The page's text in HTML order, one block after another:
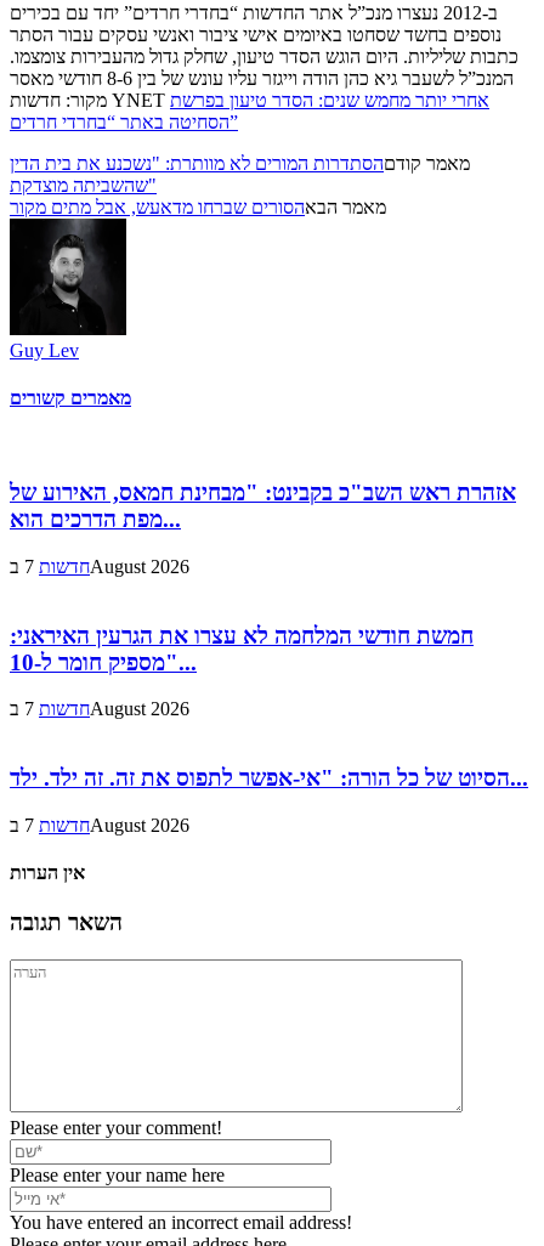
ב-2012 נעצרו מנכ”ל אתר החדשות “בחדרי חרדים” יחד עם בכירים
נוספים בחשד שסחטו באיומים אישי ציבור ואנשי עסקים עבור הסתר
כתבות שליליות. היום הוגש הסדר טיעון, שחלק גדול מהעבירות צומצמו.
המנכ”ל לשעבר גיא כהן הודה וייגזר עליו עונש של בין 8-6 חודשי מאסר
מקור: חדשות YNET אחרי יותר מחמש שנים: הסדר טיעון בפרשת
הסחיטה באתר “בחרדי חרדים”
מאמר קודםהסתדרות המורים לא מוותרת: "נשכנע את בית הדין
שהשביתה מוצדקת"
מאמר הבאהסורים שברחו מדאעש, אבל מתים מקור
Guy Lev
מאמרים קשורים
אזהרת ראש השב"כ בקבינט: "מבחינת חמאס, האירוע של
מפת הדרכים הוא...
חדשות7 בAugust 2026
חמשת חודשי המלחמה לא עצרו את הגרעין האיראני:
"מספיק חומר ל-10...
חדשות7 בAugust 2026
הסיוט של כל הורה: "אי-אפשר לתפוס את זה. זה ילד. ילד...
חדשות7 בAugust 2026
אין הערות
השאר תגובה
Please enter your comment!
Please enter your name here
You have entered an incorrect email address!